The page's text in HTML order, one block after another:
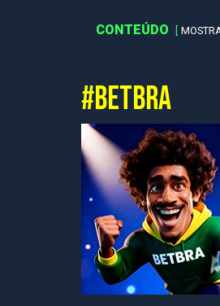
CONTEÚDO
#BETBRA